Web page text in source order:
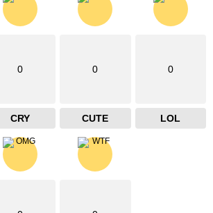
0
CRY
0
CUTE
0
LOL